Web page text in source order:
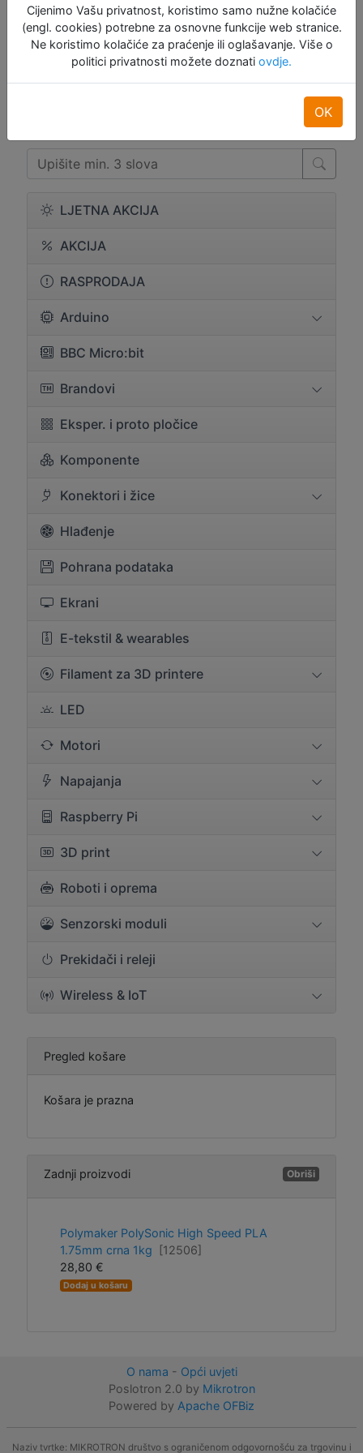
LJETNA AKCIJA
AKCIJA
RASPRODAJA
Arduino
BBC Micro:bit
Brandovi
Eksper. i proto pločice
Komponente
Konektori i žice
Hlađenje
Pohrana podataka
Ekrani
E-tekstil & wearables
Filament za 3D printere
LED
Motori
Napajanja
Raspberry Pi
3D print
Roboti i oprema
Senzorski moduli
Prekidači i releji
Wireless & IoT
Ušteda:20%
Dodaj u košaru
Raspoloživo: 1
Pregled košare
Košara je prazna
Zadnji proizvodi Obriši
Polymaker PolySonic High Speed PLA
1.75mm crna 1kg
[12506]
28,80 €
Dodaj u košaru
O nama - Opći uvjeti
Poslotron 2.0 by Mikrotron
Powered by Apache OFBiz
Naziv tvrtke: MIKROTRON društvo s ograničenom odgovornošću za trgovinu i
Cijenimo Vašu privatnost, koristimo samo nužne kolačiće
(engl. cookies) potrebne za osnovne funkcije web stranice.
Ne koristimo kolačiće za praćenje ili oglašavanje. Više o
politici privatnosti možete doznati ovdje.
OK